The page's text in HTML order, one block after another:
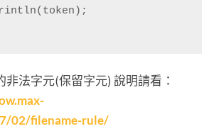
法字元(保留字元) 說明請看：
02/filename-rule/